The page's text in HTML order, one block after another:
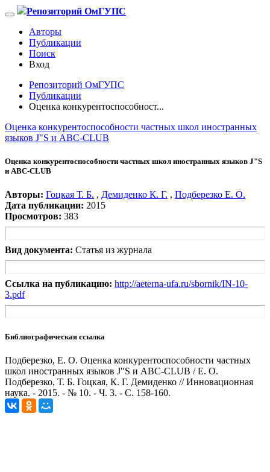
Репозиторий ОмГУПС
Авторы
Публикации
Поиск
Вход
Репозиторий ОмГУПС
Публикации
Оценка конкурентоспособност...
Оценка конкурентоспособности частных школ иностранных
языков J"S и ABC-CLUB
Оценка конкурентоспособности частных школ иностранных языков J"S
и ABC-CLUB
Авторы: Гоцкая Т. Б. , Демиденко К. Г. , Подберезко Е. О.
Дата публикации: 2015
Просмотров: 383
Вид документа: Статья из журнала
Ссылка на публикацию: http://aeterna-ufa.ru/sbornik/IN-10-
3.pdf
Библиографическая ссылка
Подберезко, Е. О. Оценка конкурентоспособности частных
школ иностранных языков J"S и ABC-CLUB / Е. О.
Подберезко, Т. Б. Гоцкая, К. Г. Демиденко // Инновационная
наука. - 2015. - № 10. - Ч. 3. - С. 158-160.